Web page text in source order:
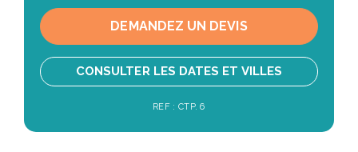
DEMANDEZ UN DEVIS
CONSULTER LES DATES ET VILLES
REF : CTP. 6